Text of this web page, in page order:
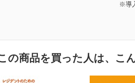
※導
の商品を買った人は、こ